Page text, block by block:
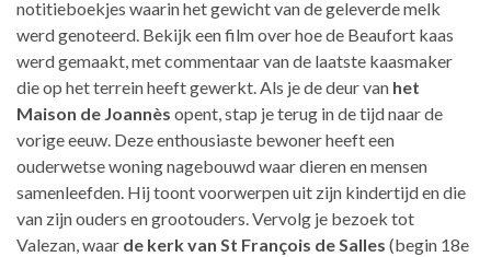
notitieboekjes waarin het gewicht van de geleverde melk
werd genoteerd. Bekijk een film over hoe de Beaufort kaas
werd gemaakt, met commentaar van de laatste kaasmaker
die op het terrein heeft gewerkt. Als je de deur van het
Maison de Joannès opent, stap je terug in de tijd naar de
vorige eeuw. Deze enthousiaste bewoner heeft een
ouderwetse woning nagebouwd waar dieren en mensen
samenleefden. Hij toont voorwerpen uit zijn kindertijd en die
van zijn ouders en grootouders. Vervolg je bezoek tot
Valezan, waar de kerk van St François de Salles (begin 18e